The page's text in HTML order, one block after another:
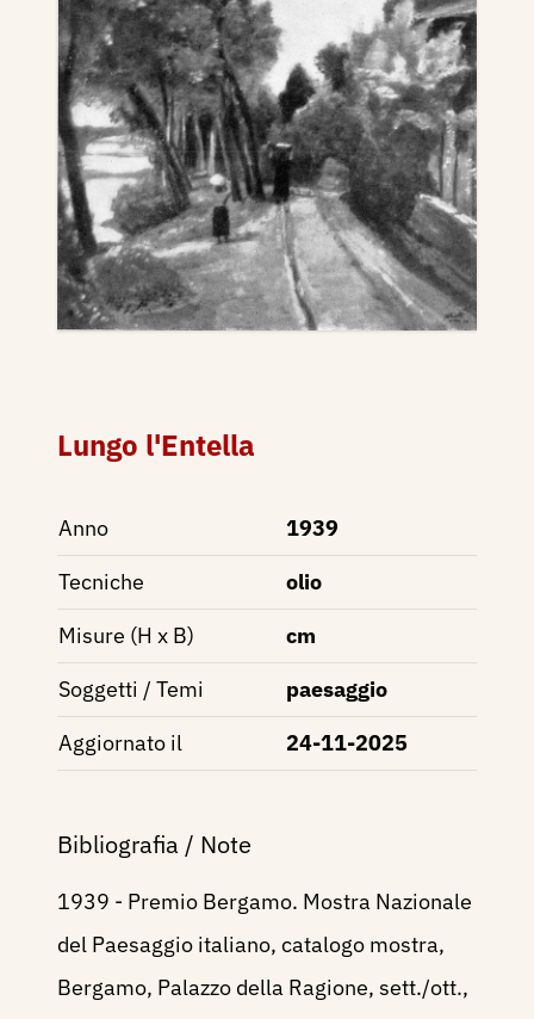
Lungo l'Entella
Anno
1939
Tecniche
olio
Misure (H x B)
cm
Soggetti / Temi
paesaggio
Aggiornato il
24-11-2025
Bibliografia / Note
1939 - Premio Bergamo. Mostra Nazionale
del Paesaggio italiano, catalogo mostra,
Bergamo, Palazzo della Ragione, sett./ott.,